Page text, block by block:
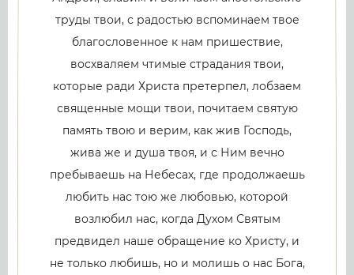
труды твои, с радостью вспоминаем твое
благословенное к нам пришествие,
восхваляем чтимые страдания твои,
которые ради Христа претерпел, лобзаем
священные мощи твои, почитаем святую
память твою и верим, как жив Господь,
жива же и душа твоя, и с Ним вечно
пребываешь на Небесах, где продолжаешь
любить нас тою же любовью, которой
возлюбил нас, когда Духом Святым
предвидел наше обращение ко Христу, и
не только любишь, но и молишь о нас Бога,